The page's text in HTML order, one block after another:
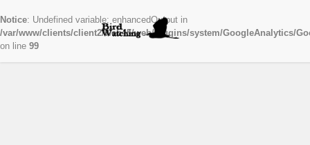
Notice: Undefined variable: enhancedOutput in
/var/www/clients/client2/web45/web/plugins/system/GoogleAnalytics/
on line 99